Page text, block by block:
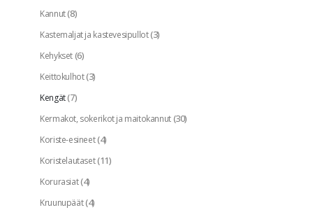
Kannut(8)
Kastemaljat ja kastevesipullot(3)
Kehykset(6)
Keittokulhot(3)
Kengät(7)
Kermakot, sokerikot ja maitokannut(30)
Koriste-esineet(4)
Koristelautaset(11)
Korurasiat(4)
Kruunupäät(4)